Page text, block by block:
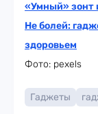
«Умный» зонт
Не болей:
здоровьем
Фото: pexels
Гаджеты